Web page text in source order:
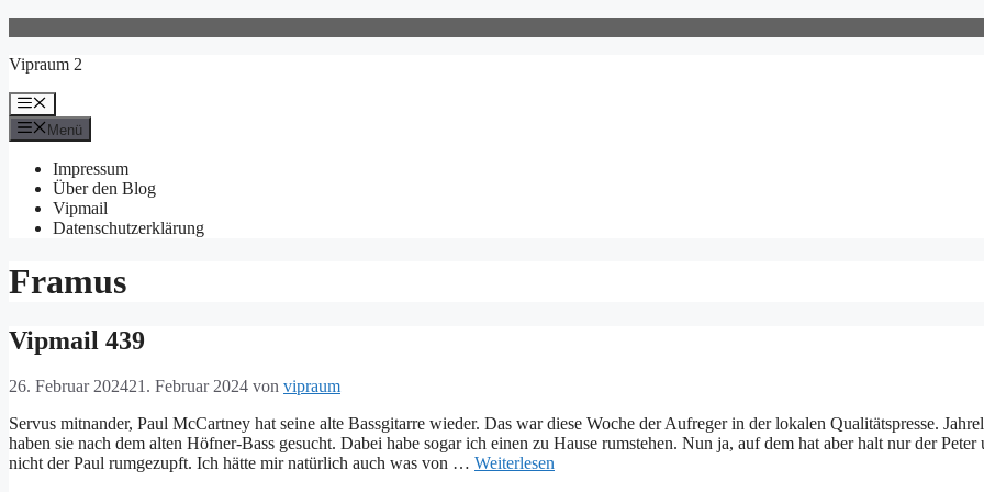
springen
Vipraum 2
Menü
Menü
Impressum
Über den Blog
Vipmail
Datenschutzerklärung
Framus
Vipmail 439
26. Februar 202421. Februar 2024 von vipraum
Servus mitnander, Paul McCartney hat seine alte Bassgitarre wieder. Das war diese Woche der Aufreger in der lokalen Qualitätspresse.
haben sie nach dem alten Höfner-Bass gesucht. Dabei habe sogar ich einen zu Hause rumstehen. Nun ja, auf dem hat aber halt nur der Peter
nicht der Paul rumgezupft. Ich hätte mir natürlich auch was von … Weiterlesen